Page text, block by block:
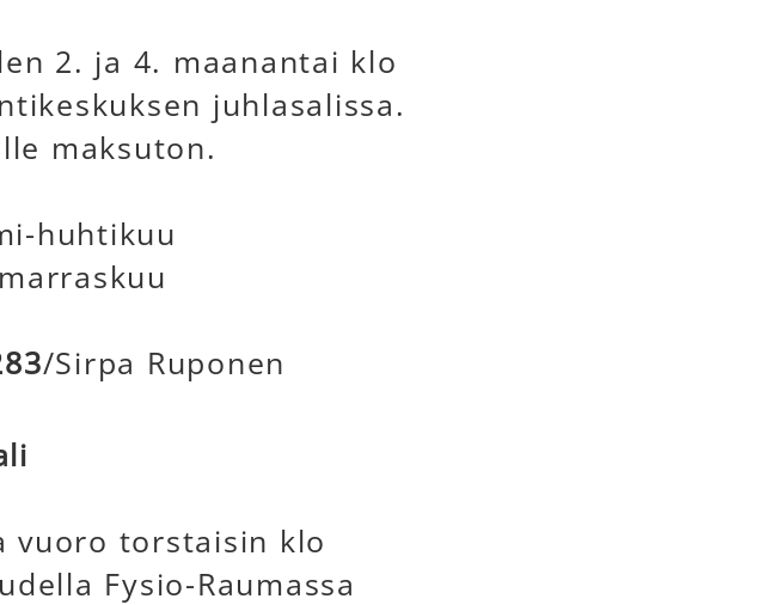
2. ja 4. maanantai klo
juhlasalissa.
maksuton.
huhtikuu
/Sirpa Ruponen
vuoro torstaisin klo
Fysio-Raumassa